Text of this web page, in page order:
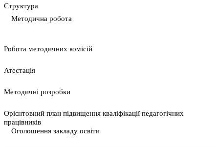
Cтруктура
Методична робота
Pобота методичних комісій
Атестація
Методичні розробки
Орієнтовний план підвищення кваліфікації педагогічних
працівників
Оголошення закладу освіти